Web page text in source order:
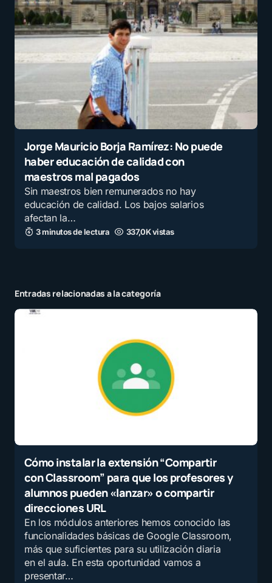
Jorge Mauricio Borja Ramírez: No puede
haber educación de calidad con
maestros mal pagados
Sin maestros bien remunerados no hay
educación de calidad. Los bajos salarios
afectan la…
3 minutos de lectura 337,0K vistas
Entradas relacionadas a la categoría
Cómo instalar la extensión “Compartir
con Classroom” para que los profesores y
alumnos pueden «lanzar» o compartir
direcciones URL
En los módulos anteriores hemos conocido las
funcionalidades básicas de Google Classroom,
más que suficientes para su utilización diaria
en el aula. En esta oportunidad vamos a
presentar…